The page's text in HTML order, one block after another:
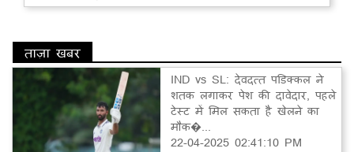
ताज़ा खबर
IND vs SL: देवदत्त पडिक्कल ने
शतक लगाकर पेश की दावेदार, पहले
टेस्ट में मिल सकता है खेलने का
मौक�...
22-04-2025 02:41:10 PM